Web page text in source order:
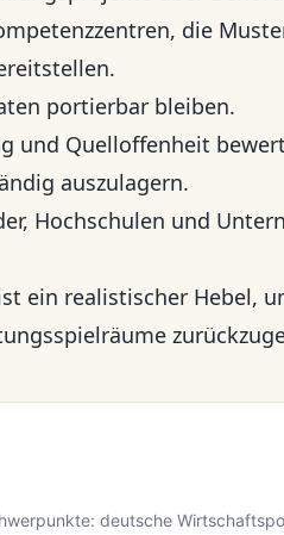
die
portierbar bleiben.
und Quelloffenheit
auszulagern.
Hochschulen und
ein realistischer Hebel,
deutsche